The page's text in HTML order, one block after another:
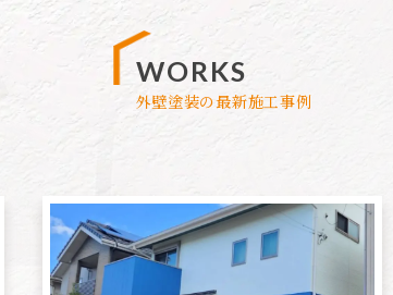
WORKS
外壁塗装の最新施工事例